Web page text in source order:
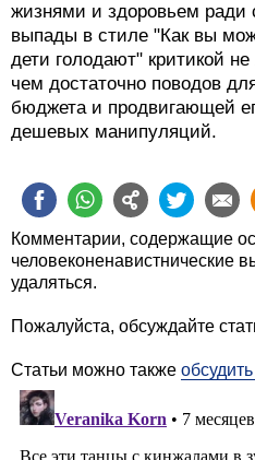
жизнями и здоровьем ради
выпады в стиле "Как вы
дети голодают" критикой
чем достаточно поводов
бюджета и продвигающей
дешевых манипуляций.
Комментарии, содержащие
человеконенавистнические
удаляться.
Пожалуйста, обсуждайте
Статьи можно также